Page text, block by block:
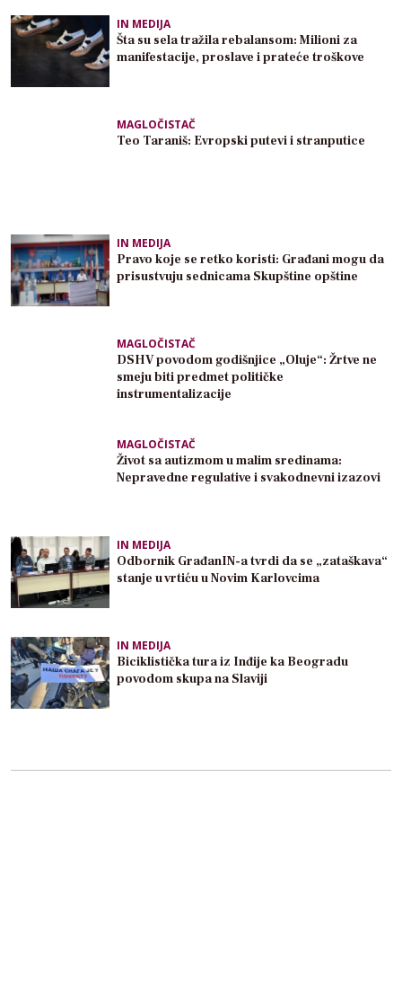
IN MEDIJA
Šta su sela tražila rebalansom: Milioni za
manifestacije, proslave i prateće troškove
MAGLOČISTAČ
Teo Taraniš: Evropski putevi i stranputice
IN MEDIJA
Pravo koje se retko koristi: Građani mogu da
prisustvuju sednicama Skupštine opštine
MAGLOČISTAČ
DSHV povodom godišnjice „Oluje“: Žrtve ne
smeju biti predmet političke
instrumentalizacije
MAGLOČISTAČ
Život sa autizmom u malim sredinama:
Nepravedne regulative i svakodnevni izazovi
IN MEDIJA
Odbornik GrađanIN-a tvrdi da se „zataškava“
stanje u vrtiću u Novim Karlovcima
IN MEDIJA
Biciklistička tura iz Inđije ka Beogradu
povodom skupa na Slaviji